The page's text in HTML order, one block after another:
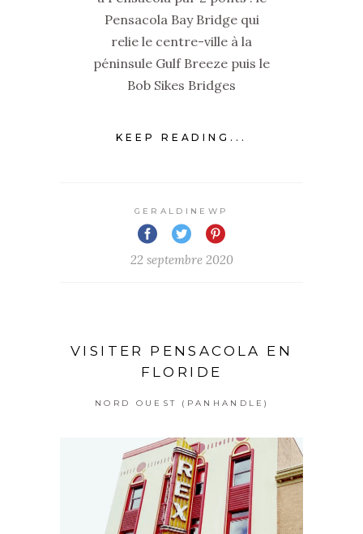
Pensacola Bay Bridge qui
relie le centre-ville à la
péninsule Gulf Breeze puis le
Bob Sikes Bridges
KEEP READING...
GERALDINEWP
22 septembre 2020
VISITER PENSACOLA EN
FLORIDE
NORD OUEST (PANHANDLE)